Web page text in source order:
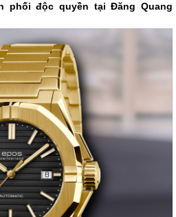
02437939481
Ninh - Cầu Giấy - Hà Nội
034 629 9090
63 Vinhomes Ocean Park 1, Dương
Thành phố Hà Nội
phối độc quyền tại Đăng Quang